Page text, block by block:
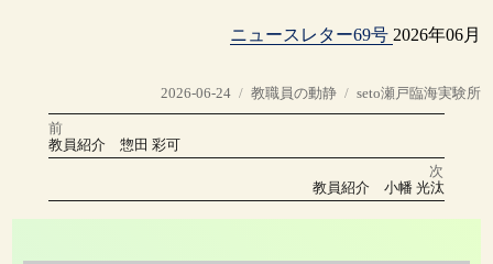
ニュースレター69号 2026年06月
投
稿
日:
2026-06-24
カ
テ
リ
教職員の動静
タ
グ
seto瀬戸臨海実験所
投
ナ
前
前
の
教員紹介 惣田 彩可
次
の
教員紹介 小幡 光汰